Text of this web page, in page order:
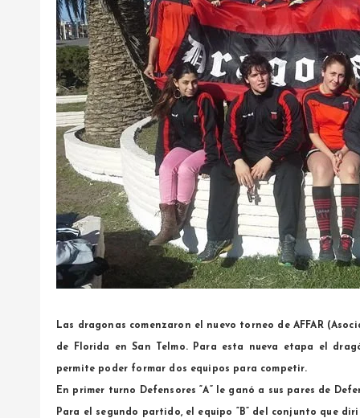
Las dragonas comenzaron el nuevo torneo de AFFAR
de Florida en San Telmo. Para esta nueva etapa el
permite poder formar dos equipos para competir.
En primer turno Defensores “A” le ganó a sus pares de
Para el segundo partido, el equipo “B” del conjunto que